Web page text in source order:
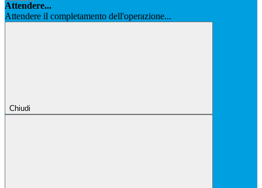
Attendere...
Attendere il completamento dell'operazione...
Chiudi